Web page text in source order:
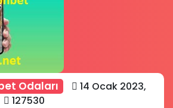
Odaları
14 Ocak 2023,
127530